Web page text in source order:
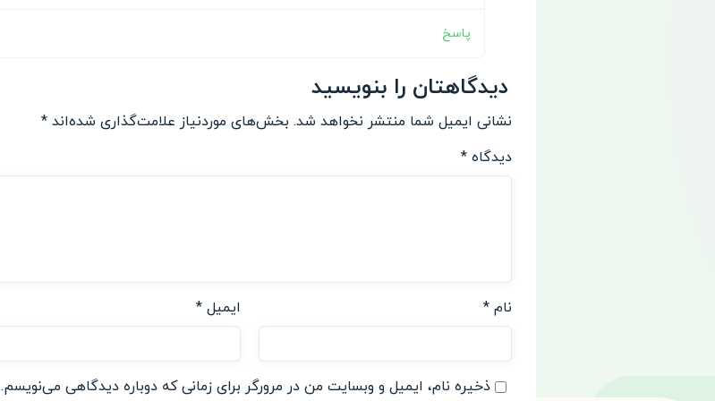
پاسخ
دیدگاهتان را بنویسید
نشانی ایمیل شما منتشر نخواهد شد. بخش‌های موردنیاز علامت‌گذاری شده‌اند *
دیدگاه *
نام * ایمیل*
ذخیره نام، ایمیل و وبسایت من در مرورگر برای زمانی که دوباره دیدگاهی می‌نویسم.